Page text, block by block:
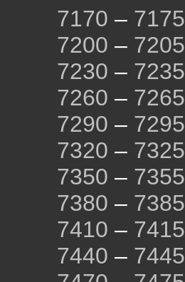
7170 – 7175
7200 – 7205
7230 – 7235
7260 – 7265
7290 – 7295
7320 – 7325
7350 – 7355
7380 – 7385
7410 – 7415
7440 – 7445